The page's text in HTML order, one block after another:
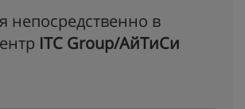
непосредственно в
ITC Group/АйТиСи